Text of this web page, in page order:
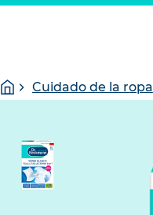
You
are
Homepage
Cuidado de la ropa